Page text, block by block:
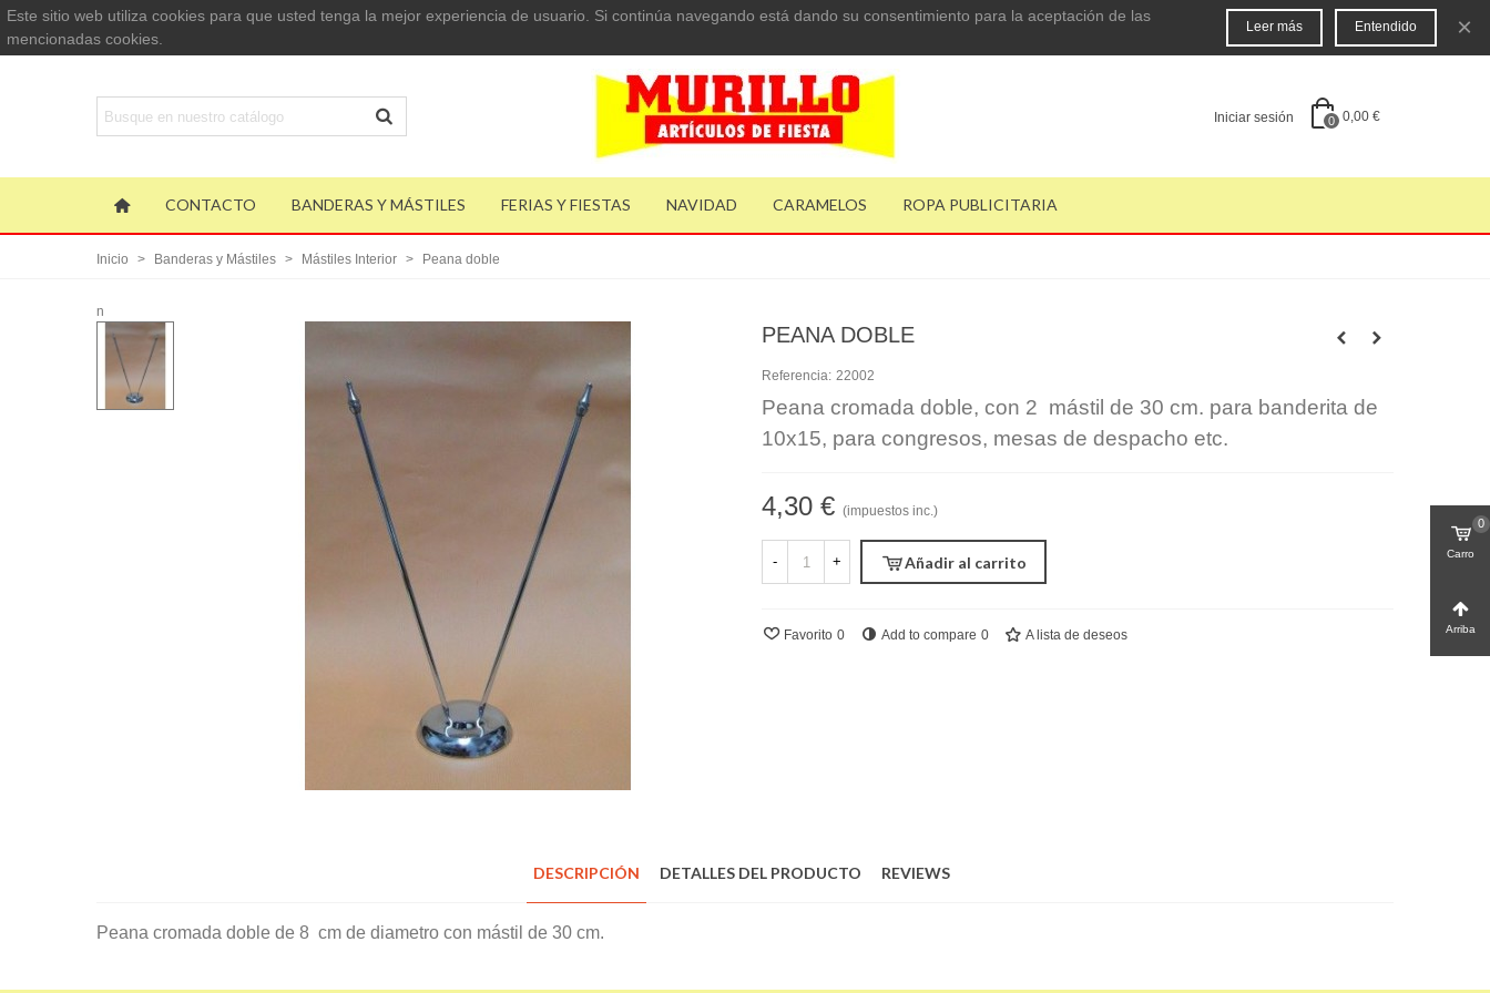
Este sitio web utiliza cookies para que usted tenga la mejor experiencia de usuario. Si continúa navegando está dando su consentimiento para la aceptación de las
mencionadas cookies.
Leer más Entendido ×
Iniciar sesión 0 0,00 €
CONTACTO BANDERAS Y MÁSTILES FERIAS Y FIESTAS NAVIDAD CARAMELOS ROPA PUBLICITARIA
Inicio > Banderas y Mástiles > Mástiles Interior > Peana doble
n
PEANA DOBLE
Referencia: 22002
Peana cromada doble, con 2 mástil de 30 cm. para banderita de
10x15, para congresos, mesas de despacho etc.
4,30 € (impuestos inc.)
- + Añadir al carrito
Favorito 0 Add to compare 0 A lista de deseos
DESCRIPCIÓN DETALLES DEL PRODUCTO REVIEWS
Peana cromada doble de 8 cm de diametro con mástil de 30 cm.
Carro
0
Arriba